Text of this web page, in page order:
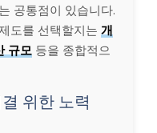
공통점이 있습니다.
도를 선택할지는 개
규모 등을 종합적으
위한 노력